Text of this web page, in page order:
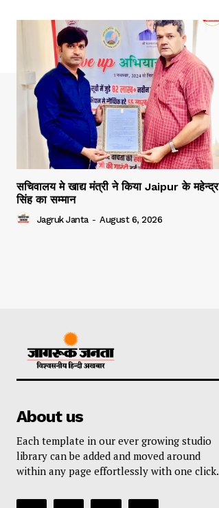
सचिवालय मे खाद्य मंत्री ने किया Jaipur के महेन्द्र
सिंह का सम्मान
Jagruk Janta - August 6, 2026
About us
Each template in our ever growing studio
library can be added and moved around
within any page effortlessly with one click.